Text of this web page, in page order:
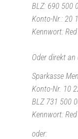
BLZ: 690 500
Konto-Nr.: 20
Kennwort:
Oder direkt
Sparkasse
Konto-Nr. 10
BLZ 731 500
Kennwort:
oder: